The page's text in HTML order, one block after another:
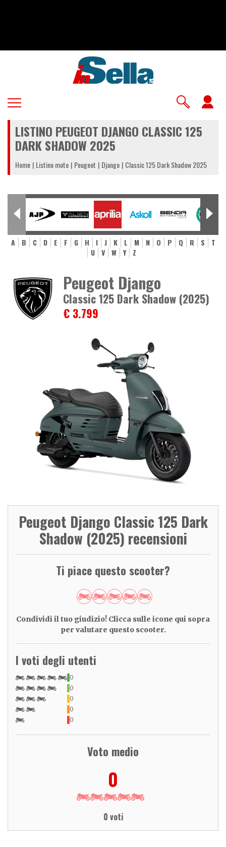
LISTINO PEUGEOT DJANGO CLASSIC 125
DARK SHADOW 2025
Home Listino moto Peugeot Django Classic 125 Dark Shadow 2025
A B C D E F G H I J K L M N O P Q R S
T
U
V W Y Z
Peugeot Django
Classic 125 Dark Shadow (2025)
€ 3.799
Peugeot Django Classic 125 Dark
Shadow (2025) recensioni
Ti piace questo scooter?
Condividi il tuo giudizio! Clicca sulle icone qui sopra
per valutare questo scooter.
I voti degli utenti
0
0
0
0
0
Voto medio
0
0 voti